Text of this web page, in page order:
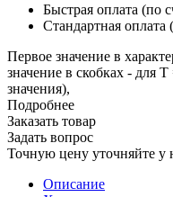
Быстрая оплата (по
Стандартная оплата
Первое значение в
значение в скобках - для
значения),
Подробнее
Заказать товар
Задать вопрос
Точную цену уточняйте у
Описание